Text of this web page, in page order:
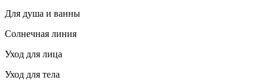
Для душа и ванны
Солнечная линия
Уход для лица
Уход для тела